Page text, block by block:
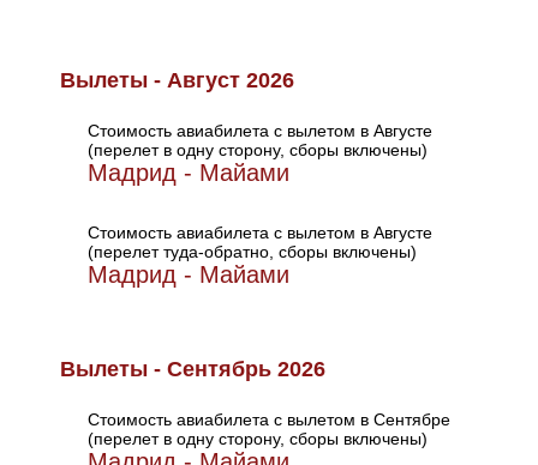
Вылеты - Август 2026
Стоимость авиабилета с вылетом в Августе
(перелет в одну сторону, сборы включены)
Мадрид - Майами
Стоимость авиабилета с вылетом в Августе
(перелет туда-обратно, сборы включены)
Мадрид - Майами
Вылеты - Сентябрь 2026
Стоимость авиабилета с вылетом в Сентябре
(перелет в одну сторону, сборы включены)